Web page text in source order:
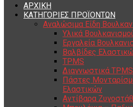
ΑΡΧΙΚΗ
ΚΑΤΗΓΟΡΙΕΣ ΠΡΟΪΟΝΤΩΝ
Αναλώσιμα Είδη
Υλικά
Εργαλεία
Βαλβίδες
TPMS
Διαγνωστικά TPMS
Πάστες
Ελαστικών
Αντίβαρα